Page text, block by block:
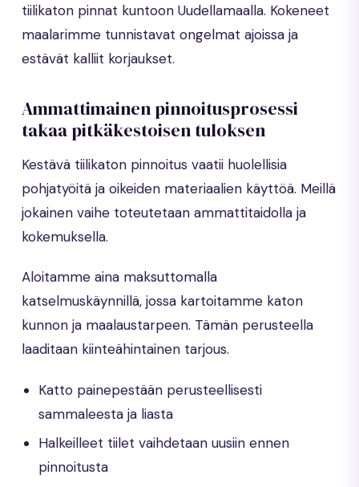
tiilikaton pinnat kuntoon Uudellamaalla. Kokeneet
maalarimme tunnistavat ongelmat ajoissa ja
estävät kalliit korjaukset.
Ammattimainen pinnoitusprosessi
takaa pitkäkestoisen tuloksen
Kestävä tiilikaton pinnoitus vaatii huolellisia
pohjatyöitä ja oikeiden materiaalien käyttöä. Meillä
jokainen vaihe toteutetaan ammattitaidolla ja
kokemuksella.
Aloitamme aina maksuttomalla
katselmuskäynnillä, jossa kartoitamme katon
kunnon ja maalaustarpeen. Tämän perusteella
laaditaan kiinteähintainen tarjous.
Katto painepestään perusteellisesti
sammaleesta ja liasta
Halkeilleet tiilet vaihdetaan uusiin ennen
pinnoitusta